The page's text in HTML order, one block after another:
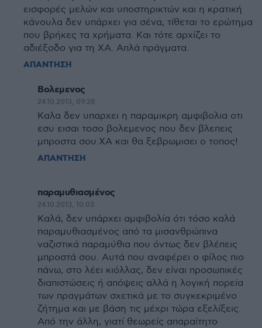
εισφορές μελών και υποστηρικτών και η κρατική
κάνουλα δεν υπάρχει για σένα, τίθεται το ερώτημα
που βρήκες τα χρήματα. Και τότε αρχίζει το
αδιέξοδο για τη ΧΑ. Απλά πράγματα.
ΑΠΑΝΤΗΣΗ
Βολεμενος
24.10.2013, 09:28
Καλα δεν υπαρχει η παραμικρη αμφιβολια οτι
εσυ εισαι τοσο βολεμενος που δεν βλεπεις
μπροστα σου.ΧΑ και θα ξεβρωμισει ο τοπος!
ΑΠΑΝΤΗΣΗ
παραμυθιασμένος
24.10.2013, 10:03
Καλά, δεν υπάρχει αμφιβολία ότι τόσο καλά
παραμυθιασμένος από τα μισανθρώπινα
ναζιστικά παραμύθια που όντως δεν βλέπεις
μπροστά σου. Αυτά που αναφέρει ο φίλος πιο
πάνω, στο λέει κιόλλας, δεν είναι προσωπικές
διαπιστώσεις ή απόψεις αλλά η λογική πορεία
των πραγμάτων σχετικά με το συγκεκριμένο
ζήτημα και με βάση τις μέχρι τώρα εξελίξεις.
Από την άλλη, γιατί θεωρείς απαραίτητο